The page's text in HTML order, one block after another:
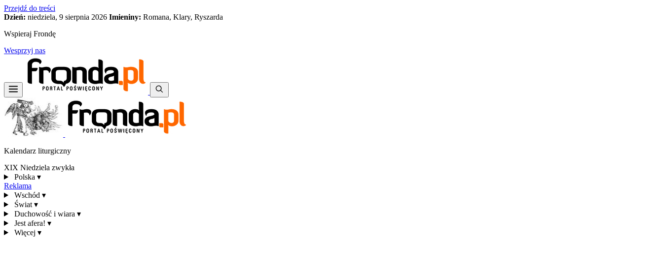
Przejdź do treści
Dzień: niedziela, 9 sierpnia 2026 Imieniny: Romana, Klary, Ryszarda
Wspieraj Frondę
Wesprzyj nas
Kalendarz liturgiczny
XIX Niedziela zwykła
Polska ▾
Reklama
Wschód ▾
Świat ▾
Duchowość i wiara ▾
Jest afera! ▾
Więcej ▾